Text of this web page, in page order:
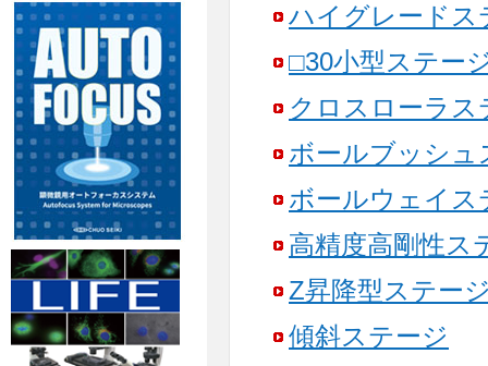
ハイグレードス
□30小型ステー
クロスローラス
ボールブッシュ
ボールウェイス
高精度高剛性ス
Z昇降型ステー
傾斜ステージ